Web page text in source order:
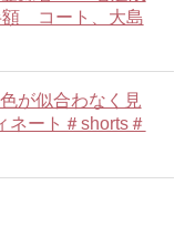
額 コート、大島
が似合わなく見
ネート＃shorts＃